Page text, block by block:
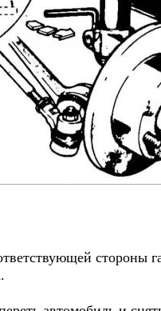
стороны